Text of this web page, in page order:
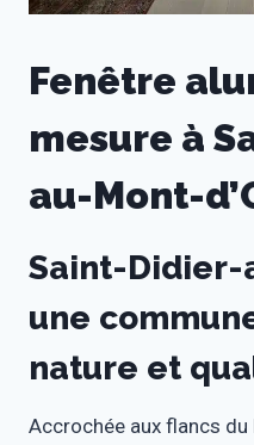
Fenêtre
mesure à
au-Mont-
Saint-Didier-
une
nature et
Accrochée aux flancs du